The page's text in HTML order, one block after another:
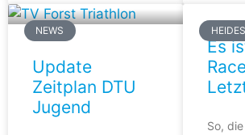
NEWS
Update
Zeitplan DTU
Jugend
Es
So,